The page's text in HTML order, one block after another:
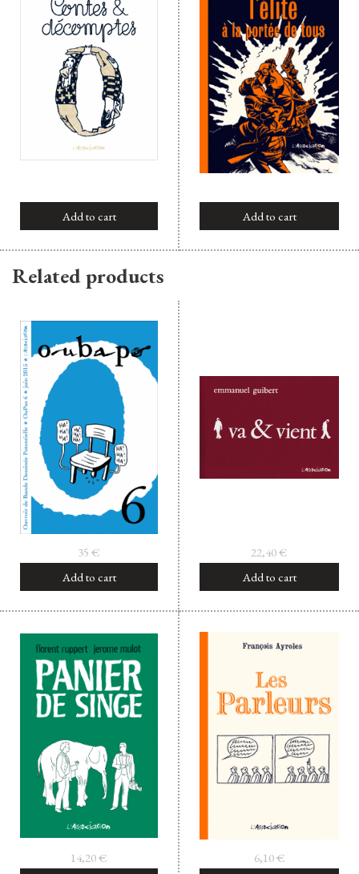
Add to cart Add to cart
Related products
35 €
Add to cart
22,40€
Add to cart
14,20€ 6,10€